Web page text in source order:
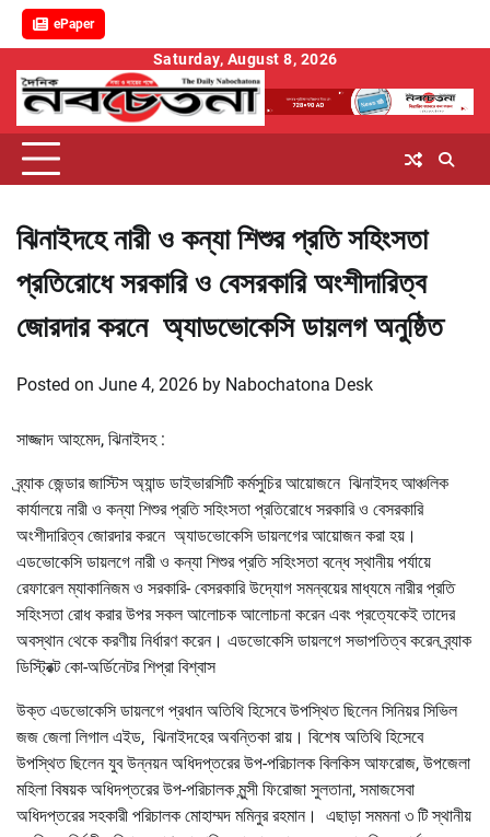
ePaper
content
Saturday, August 8, 2026
ঝিনাইদহে নারী ও কন্যা শিশুর প্রতি সহিংসতা
প্রতিরোধে সরকারি ও বেসরকারি অংশীদারিত্ব
জোরদার করনে অ্যাডভোকেসি ডায়লগ অনুষ্ঠিত
Posted on June 4, 2026 by Nabochatona Desk
সাজ্জাদ আহমেদ, ঝিনাইদহ :
ব্র্যাক জেন্ডার জাস্টিস অ্যান্ড ডাইভারসিটি কর্মসুচির আয়োজনে ঝিনাইদহ আঞ্চলিক
কার্যালয়ে নারী ও কন্যা শিশুর প্রতি সহিংসতা প্রতিরোধে সরকারি ও বেসরকারি
অংশীদারিত্ব জোরদার করনে অ্যাডভোকেসি ডায়লগের আয়োজন করা হয়।
এডভোকেসি ডায়লগে নারী ও কন্যা শিশুর প্রতি সহিংসতা বন্ধে স্থানীয় পর্যায়ে
রেফারেল ম্যাকানিজম ও সরকারি- বেসরকারি উদ্যোগ সমন্বয়ের মাধ্যমে নারীর প্রতি
সহিংসতা রোধ করার উপর সকল আলোচক আলোচনা করেন এবং প্রত্যেকেই তাদের
অবস্থান থেকে করণীয় নির্ধারণ করেন। এডভোকেসি ডায়লগে সভাপতিত্ব করেন ব্র্যাক
ডিস্ট্রিক্ট কো-অর্ডিনেটর শিপ্রা বিশ্বাস
উক্ত এডভোকেসি ডায়লগে প্রধান অতিথি হিসেবে উপস্থিত ছিলেন সিনিয়র সিভিল
জজ জেলা লিগাল এইড, ঝিনাইদহের অবন্তিকা রায়। বিশেষ অতিথি হিসেবে
উপস্থিত ছিলেন যুব উন্নয়ন অধিদপ্তরের উপ-পরিচালক বিলকিস আফরোজ, উপজেলা
মহিলা বিষয়ক অধিদপ্তরের উপ-পরিচালক মুন্সী ফিরোজা সুলতানা, সমাজসেবা
অধিদপ্তরের সহকারী পরিচালক মোহাম্মদ মমিনুর রহমান। এছাড়া সমমনা ৩ টি স্থানীয়